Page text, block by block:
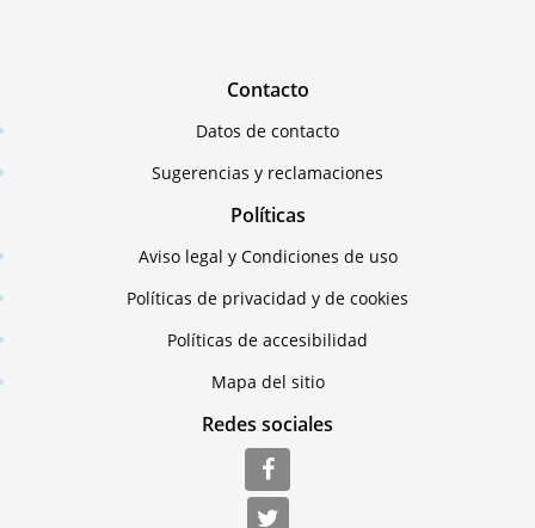
Contacto
Datos de contacto
Sugerencias y reclamaciones
Políticas
Aviso legal y Condiciones de uso
Políticas de privacidad y de cookies
Políticas de accesibilidad
Mapa del sitio
Redes sociales